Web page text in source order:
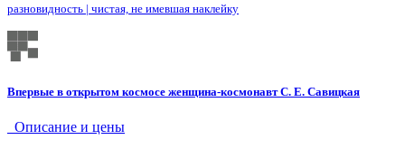
разновидность | чистая, не имевшая наклейку
Впервые в открытом космосе женщина-космонавт С. Е. Савицкая
Описание и цены